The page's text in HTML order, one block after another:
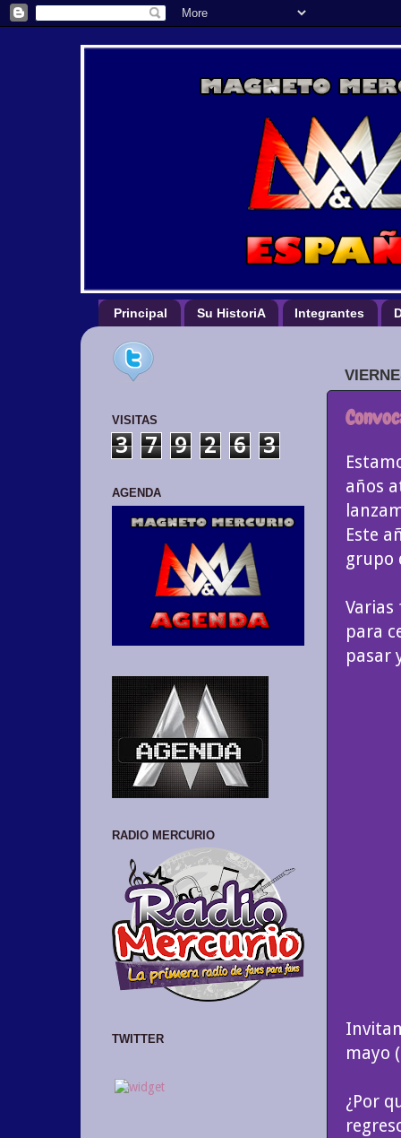
Principal Su HistoriA Integrantes
años
Este
grupo
Varias
para
pasar
mayo
¿Por
VISITAS
3 7 9 2 6 3
AGENDA
RADIO MERCURIO
TWITTER